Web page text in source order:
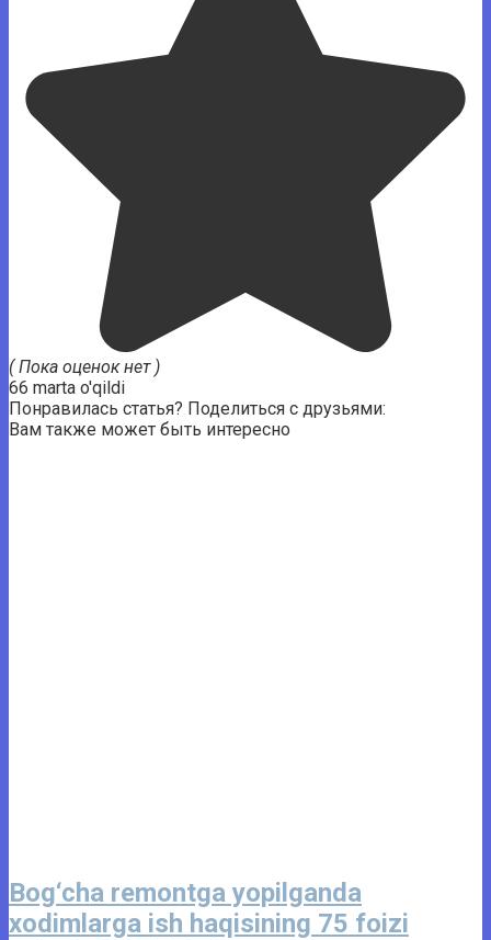
( Пока оценок нет )
66 marta o'qildi
Понравилась статья? Поделиться с друзьями:
Вам также может быть интересно
Bog‘cha remontga yopilganda
xodimlarga ish haqisining 75 foizi